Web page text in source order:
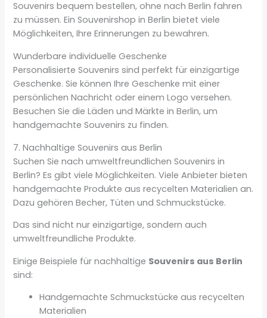
Souvenirs bequem bestellen, ohne nach Berlin fahren
zu müssen. Ein Souvenirshop in Berlin bietet viele
Möglichkeiten, Ihre Erinnerungen zu bewahren.
Wunderbare individuelle Geschenke
Personalisierte Souvenirs sind perfekt für einzigartige
Geschenke. Sie können Ihre Geschenke mit einer
persönlichen Nachricht oder einem Logo versehen.
Besuchen Sie die Läden und Märkte in Berlin, um
handgemachte Souvenirs zu finden.
7. Nachhaltige Souvenirs aus Berlin
Suchen Sie nach umweltfreundlichen Souvenirs in
Berlin? Es gibt viele Möglichkeiten. Viele Anbieter bieten
handgemachte Produkte aus recycelten Materialien an.
Dazu gehören Becher, Tüten und Schmuckstücke.
Das sind nicht nur einzigartige, sondern auch
umweltfreundliche Produkte.
Einige Beispiele für nachhaltige Souvenirs aus Berlin
sind:
Handgemachte Schmuckstücke aus recycelten
Materialien